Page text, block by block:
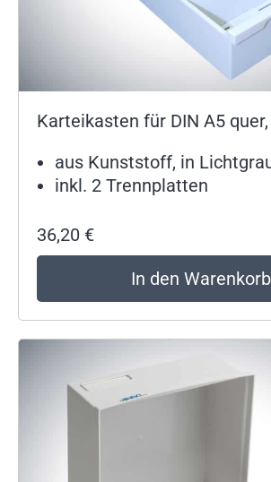
Karteikasten für DIN A5
aus Kunststoff, in
inkl. 2 Trennplatten
36,20 €
In den Warenkorb